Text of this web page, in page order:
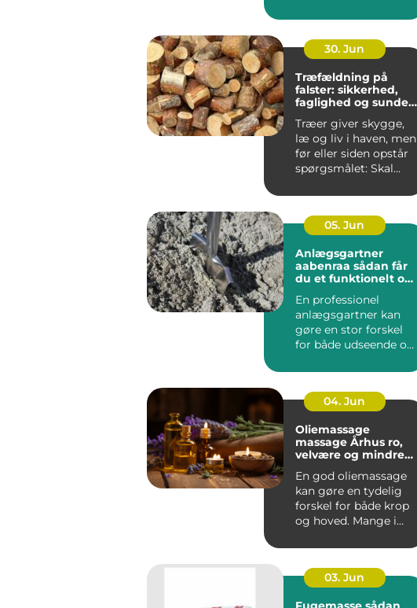
30. Jun
Træfældning på
falster: sikkerhed,
faglighed og sunde
Træer giver skygge,
læ og liv i haven, men
før eller siden opstår
spørgsmålet: Skal
05. Jun
Anlægsgartner
aabenraa sådan får
du et funktionelt og
En professionel
anlægsgartner kan
gøre en stor forskel
for både udseende og
Mange ...
04. Jun
Oliemassage
massage Århus ro,
velvære og mindre
En god oliemassage
kan gøre en tydelig
forskel for både krop
og hoved. Mange i
massage ...
03. Jun